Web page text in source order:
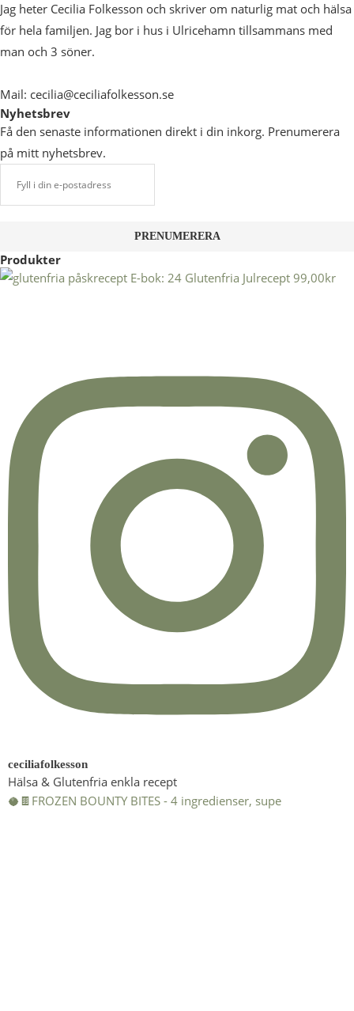
Jag heter Cecilia Folkesson och skriver om naturlig mat och hälsa
för hela familjen. Jag bor i hus i Ulricehamn tillsammans med
man och 3 söner.
Mail: cecilia@ceciliafolkesson.se
Nyhetsbrev
Få den senaste informationen direkt i din inkorg. Prenumerera
på mitt nyhetsbrev.
Produkter
E-bok: 24 Glutenfria Julrecept 99,00kr
ceciliafolkesson
Hälsa & Glutenfria enkla recept
🥥🍫FROZEN BOUNTY BITES - 4 ingredienser, supe